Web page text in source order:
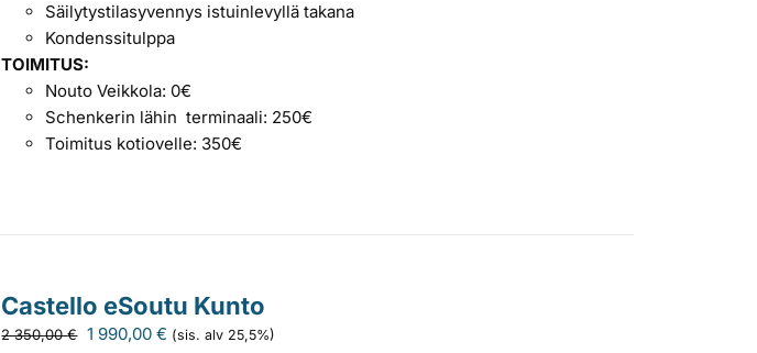
Säilytystilasyvennys istuinlevyllä takana
Kondenssitulppa
TOIMITUS:
Nouto Veikkola: 0€
Schenkerin lähin terminaali: 250€
Toimitus kotiovelle: 350€
Castello eSoutu Kunto
2 350,00€ Alkuperäinen
1 990,00€ Nykyinen
(sis. alv 25,5%)